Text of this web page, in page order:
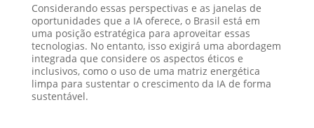
Considerando essas perspectivas e as janelas de
oportunidades que a IA oferece, o Brasil está em
uma posição estratégica para aproveitar essas
tecnologias. No entanto, isso exigirá uma abordagem
integrada que considere os aspectos éticos e
inclusivos, como o uso de uma matriz energética
limpa para sustentar o crescimento da IA de forma
sustentável.